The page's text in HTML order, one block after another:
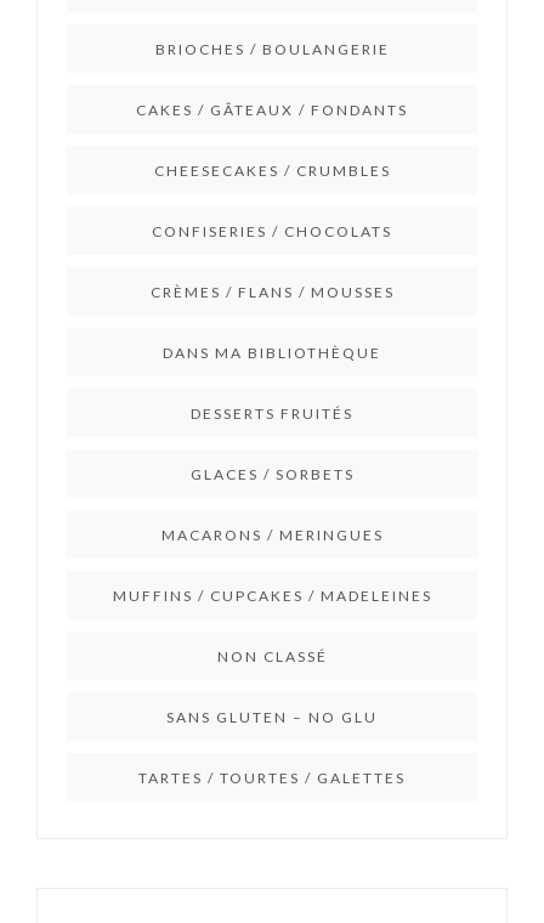
BRIOCHES / BOULANGERIE
CAKES / GÂTEAUX / FONDANTS
CHEESECAKES / CRUMBLES
CONFISERIES / CHOCOLATS
CRÈMES / FLANS / MOUSSES
DANS MA BIBLIOTHÈQUE
DESSERTS FRUITÉS
GLACES / SORBETS
MACARONS / MERINGUES
MUFFINS / CUPCAKES / MADELEINES
NON CLASSÉ
SANS GLUTEN – NO GLU
TARTES / TOURTES / GALETTES